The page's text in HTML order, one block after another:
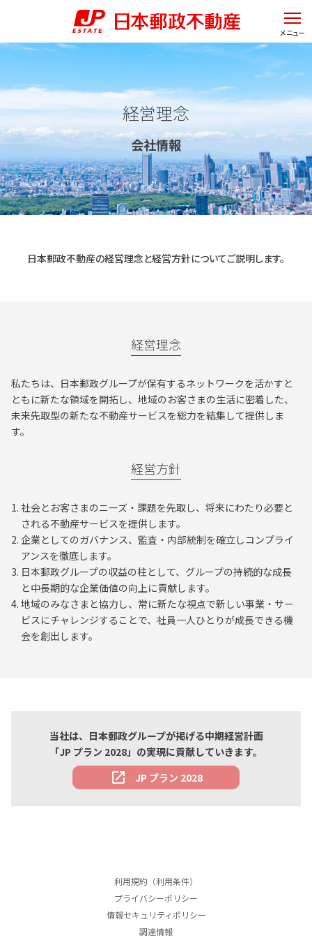
ページの先頭です。
ページ内移動用のリンクです。
ヘッダーメニューへ移動します。
本文へ移動します。
フッターメニューへ移動します。
ここからヘッダーメニューです。
メニュー
ヘッダーメニューはここまでです。
ここから本文です。
経営理念
会社情報
日本郵政不動産の経営理念と経営方針についてご説明します。
経営理念
私たちは、日本郵政グループが保有するネットワークを活かすと
ともに新たな領域を開拓し、地域のお客さまの生活に密着した、
未来先取型の新たな不動産サービスを総力を結集して提供しま
す。
経営方針
社会とお客さまのニーズ・課題を先取し、将来にわたり必要と
される不動産サービスを提供します。
企業としてのガバナンス、監査・内部統制を確立しコンプライ
アンスを徹底します。
日本郵政グループの収益の柱として、グループの持続的な成長
と中長期的な企業価値の向上に貢献します。
地域のみなさまと協力し、常に新たな視点で新しい事業・サー
ビスにチャレンジすることで、社員一人ひとりが成長できる機
会を創出します。
当社は、日本郵政グループが掲げる中期経営計画
「JP プラン 2028」の実現に貢献していきます。
open_in_new JP プラン 2028
利用規約（利用条件）
プライバシーポリシー
情報セキュリティポリシー
調達情報
ページの終わりです。